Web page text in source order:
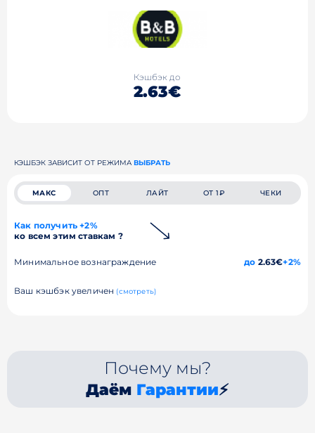
Кэшбэк до
2.63€
КЭШБЭК ЗАВИСИТ ОТ РЕЖИМА ВЫБРАТЬ
МАКС ОПТ ЛАЙТ ОТ 1₽ ЧЕКИ
Как получить +2%
ко всем этим ставкам ?
Минимальное вознаграждение до 2.63€+2%
Ваш кэшбэк увеличен (смотреть)
Почему мы?
Даём Гарантии⚡